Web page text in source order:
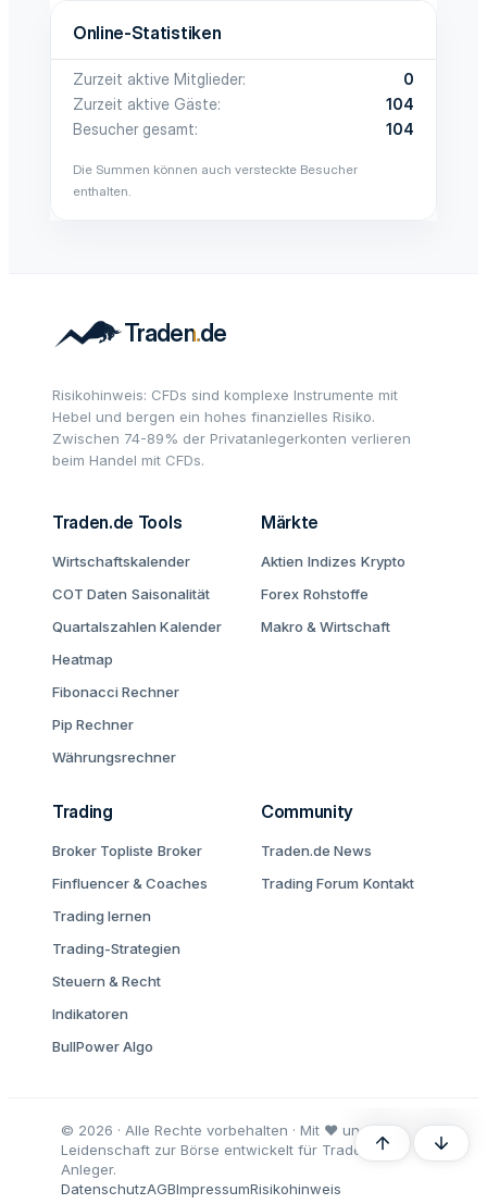
Online-Statistiken
Zurzeit aktive Mitglieder
0
Zurzeit aktive Gäste
104
Besucher gesamt
104
Die Summen können auch versteckte Besucher
enthalten.
Risikohinweis: CFDs sind komplexe Instrumente mit
Hebel und bergen ein hohes finanzielles Risiko.
Zwischen 74-89% der Privatanlegerkonten verlieren
beim Handel mit CFDs.
Traden.de Tools
Wirtschaftskalender
COT Daten Saisonalität
Quartalszahlen Kalender
Heatmap
Fibonacci Rechner
Pip Rechner
Währungsrechner
Märkte
Aktien Indizes Krypto
Forex Rohstoffe
Makro & Wirtschaft
Trading
Broker Topliste Broker
Finfluencer & Coaches
Trading lernen
Trading-Strategien
Steuern & Recht
Indikatoren
BullPower Algo
Community
Traden.de News
Trading Forum Kontakt
© 2026 · Alle Rechte vorbehalten · Mit ♥ und
Leidenschaft zur Börse entwickelt für Trader und
Anleger.
DatenschutzAGBImpressumRisikohinweis
Oben Unten